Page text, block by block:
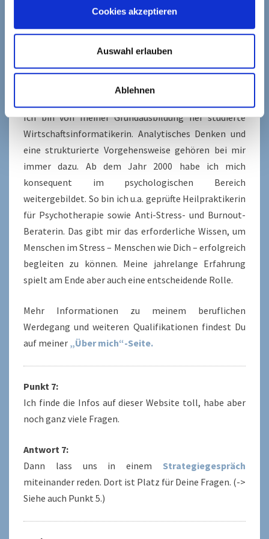
Cookies akzeptieren
Auswahl erlauben
Ablehnen
Unterstützung anzubieten?
Antwort 6:
Eine berechtigte Frage. Vor allem in einer Zeit, in der
immer mehr „Berater“ wie Pilze aus dem Boden
Ich bin von meiner Grundausbildung her studierte
Wirtschaftsinformatikerin. Analytisches Denken und
eine strukturierte Vorgehensweise gehören bei mir
immer dazu. Ab dem Jahr 2000 habe ich mich
konsequent im psychologischen Bereich
weitergebildet. So bin ich u.a. geprüfte Heilpraktikerin
für Psychotherapie sowie Anti-Stress- und Burnout-
Beraterin. Das gibt mir das erforderliche Wissen, um
Menschen im Stress – Menschen wie Dich – erfolgreich
begleiten zu können. Meine jahrelange Erfahrung
spielt am Ende aber auch eine entscheidende Rolle.
Mehr Informationen zu meinem beruflichen
Werdegang und weiteren Qualifikationen findest Du
auf meiner „Über mich“-Seite.
Punkt 7:
Ich finde die Infos auf dieser Website toll, habe aber
noch ganz viele Fragen.
Antwort 7:
Dann lass uns in einem Strategiegespräch
miteinander reden. Dort ist Platz für Deine Fragen. (->
Siehe auch Punkt 5.)